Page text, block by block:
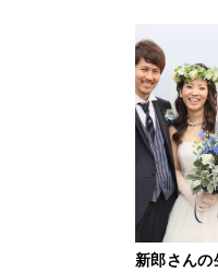
新郎さんの